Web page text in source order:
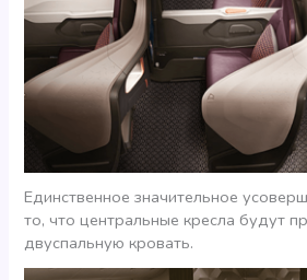
Единственное значительное
то, что центральные кресла будут
двуспальную кровать.